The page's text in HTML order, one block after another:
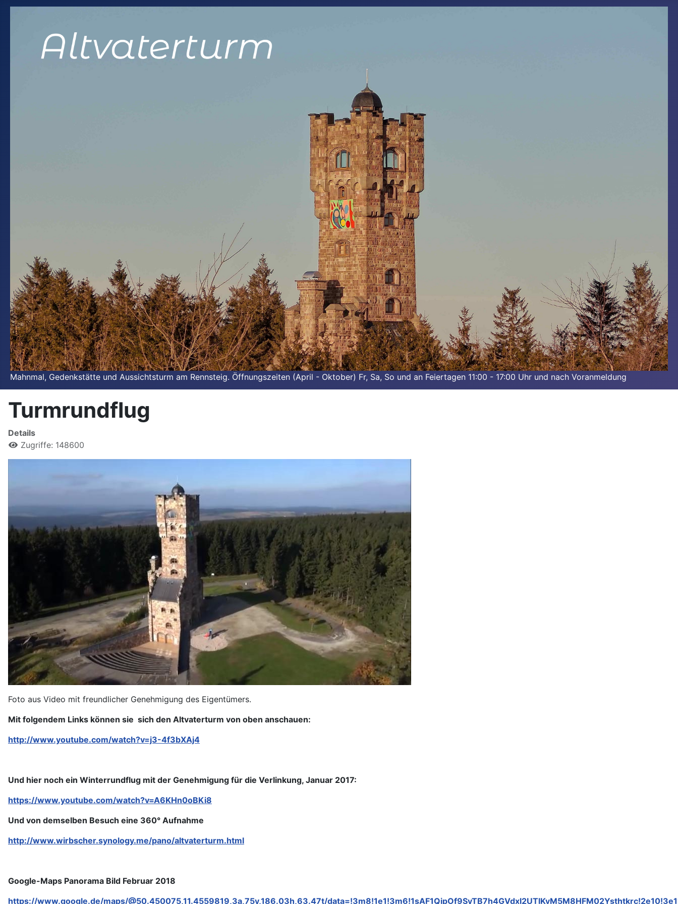
Mahnmal, Gedenkstätte und Aussichtsturm am Rennsteig. Öffnungszeiten (April - Oktober) Fr, Sa, So und an Feiertagen 11:00 - 17:00 Uhr und nach Voranmeldung
Turmrundflug
Details
Zugriffe: 148600
Foto aus Video mit freundlicher Genehmigung des Eigentümers.
Mit folgendem Links können sie sich den Altvaterturm von oben anschauen:
http://www.youtube.com/watch?v=j3-4f3bXAj4
Und hier noch ein Winterrundflug mit der Genehmigung für die Verlinkung, Januar 2017:
https://www.youtube.com/watch?v=A6KHn0oBKi8
Und von demselben Besuch eine 360° Aufnahme
http://www.wirbscher.synology.me/pano/altvaterturm.html
Google-Maps Panorama Bild Februar 2018
https://www.google.de/maps/@50.450075,11.4559819,3a,75y,186.03h,63.47t/